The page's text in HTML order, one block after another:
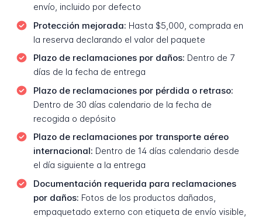
envío, incluido por defecto
Protección mejorada: Hasta $5,000, comprada en
la reserva declarando el valor del paquete
Plazo de reclamaciones por daños: Dentro de 7
días de la fecha de entrega
Plazo de reclamaciones por pérdida o retraso:
Dentro de 30 días calendario de la fecha de
recogida o depósito
Plazo de reclamaciones por transporte aéreo
internacional: Dentro de 14 días calendario desde
el día siguiente a la entrega
Documentación requerida para reclamaciones
por daños: Fotos de los productos dañados,
empaquetado externo con etiqueta de envío visible,